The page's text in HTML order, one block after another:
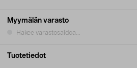
Myymälän varasto
Hakee varastosaldoa...
Tuotetiedot